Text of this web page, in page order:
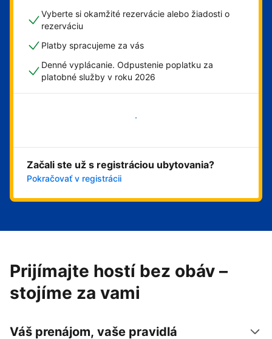
Vyberte si okamžité rezervácie alebo žiadosti o
rezerváciu
Platby spracujeme za vás
Denné vyplácanie. Odpustenie poplatku za
platobné služby v roku 2026
Začali ste už s registráciou ubytovania?
Pokračovať v registrácii
Prijímajte hostí bez obáv –
stojíme za vami
Váš prenájom, vaše pravidlá